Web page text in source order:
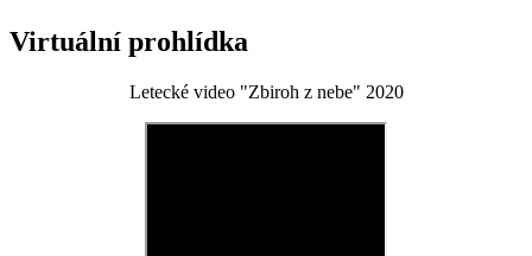
Virtuální prohlídka
Letecké video "Zbiroh z nebe" 2020